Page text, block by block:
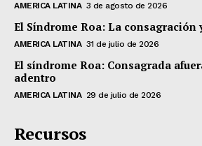
AMERICA LATINA 3 de agosto de 2026
El Síndrome Roa: La consagración
AMERICA LATINA 31 de julio de 2026
El síndrome Roa: Consagrada
adentro
AMERICA LATINA 29 de julio de 2026
Recursos